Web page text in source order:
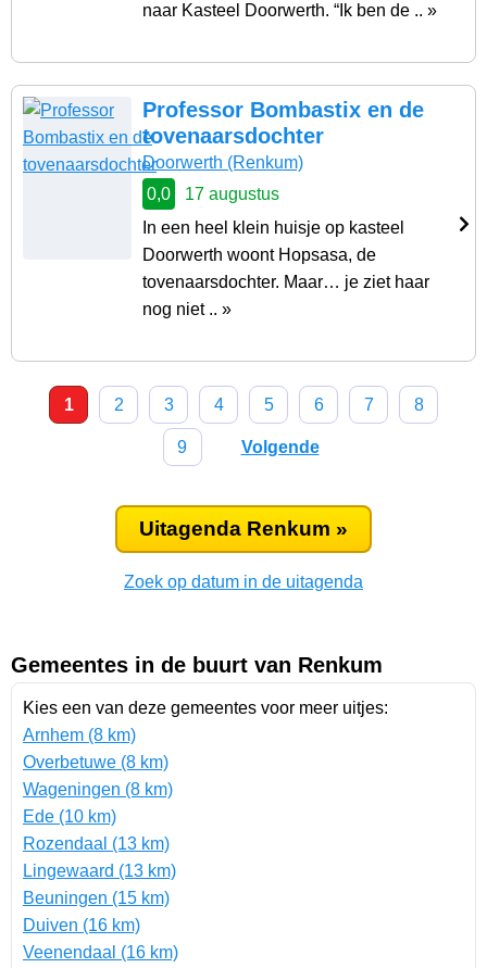
naar Kasteel Doorwerth. “Ik ben de .. »
Professor Bombastix en de
tovenaarsdochter
Doorwerth (Renkum)
0,0
17 augustus
In een heel klein huisje op kasteel
Doorwerth woont Hopsasa, de
tovenaarsdochter. Maar… je ziet haar
nog niet .. »
1 2 3 4 5 6 7 8
9 Volgende
Uitagenda Renkum »
Zoek op datum in de uitagenda
Gemeentes in de buurt van Renkum
Kies een van deze gemeentes voor meer uitjes:
Arnhem (8 km)
Overbetuwe (8 km)
Wageningen (8 km)
Ede (10 km)
Rozendaal (13 km)
Lingewaard (13 km)
Beuningen (15 km)
Duiven (16 km)
Veenendaal (16 km)